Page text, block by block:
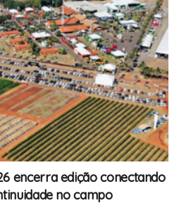
encerra edição conectando
no campo